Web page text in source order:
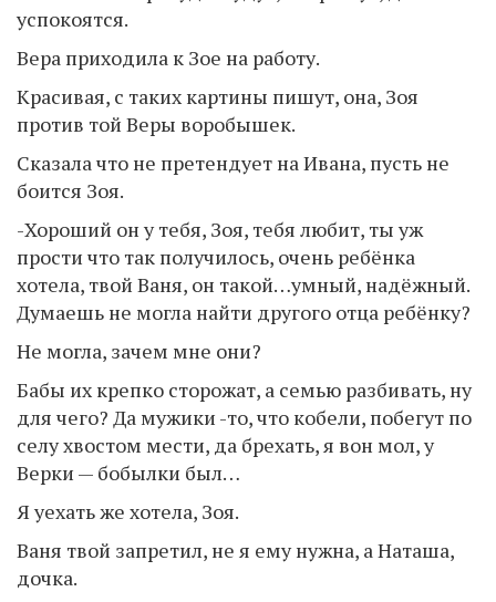
успокоятся.
Вера приходила к Зое на работу.
Красивая, с таких картины пишут, она, Зоя
против той Веры воробышек.
Сказала что не претендует на Ивана, пусть не
боится Зоя.
-Хороший он у тебя, Зоя, тебя любит, ты уж
прости что так получилось, очень ребёнка
хотела, твой Ваня, он такой…умный, надёжный.
Думаешь не могла найти другого отца ребёнку?
Не могла, зачем мне они?
Бабы их крепко сторожат, а семью разбивать, ну
для чего? Да мужики -то, что кобели, побегут по
селу хвостом мести, да брехать, я вон мол, у
Верки — бобылки был…
Я уехать же хотела, Зоя.
Ваня твой запретил, не я ему нужна, а Наташа,
дочка.